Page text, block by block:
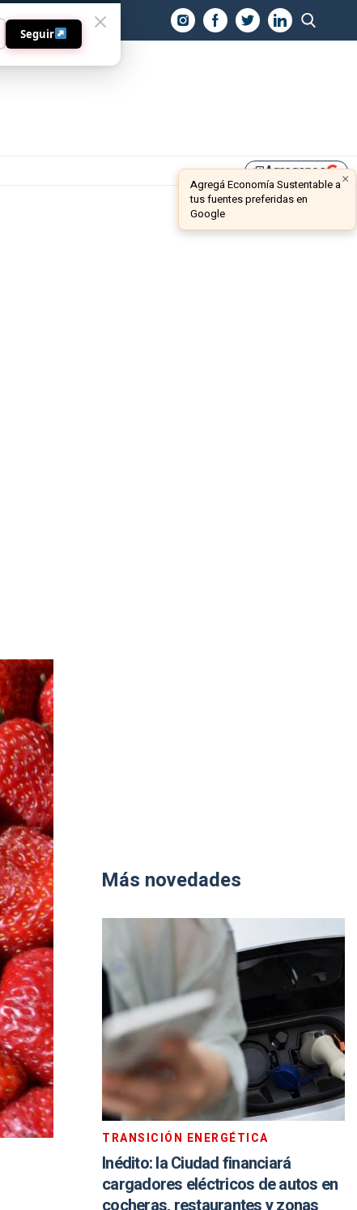
library_addAgreganos ×
Agregá Economía Sustentable a
tus fuentes preferidas en
Google
Más novedades
TRANSICIÓN ENERGÉTICA
Inédito: la Ciudad financiará
cargadores eléctricos de autos en
Seguir